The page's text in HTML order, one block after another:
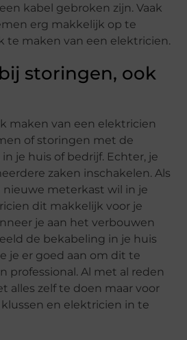
kabel gebroken zijn. Vaak
erg makkelijk op te
te maken van een elektricien.
storingen, ook
maken van een elektricien
of storingen met de
je huis of bedrijf. Echter, je
zaken inschakelen. Als
nieuwe meterkast wil in je
dit makkelijk voor je
je aan het verbouwen
de bekabeling in je huis
je er goed aan om dit te
professional. Al met al reden
alles zelf te doen maar voor
en elektricien in te